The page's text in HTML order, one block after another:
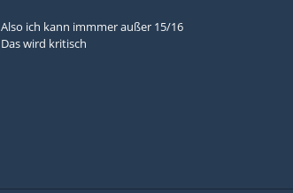
Also ich kann immmer außer 15/16
Das wird kritisch